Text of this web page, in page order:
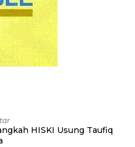
HISKI Usung Taufiq